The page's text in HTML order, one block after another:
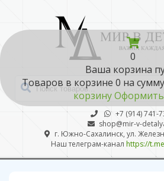
0
Ваша корзина
Товаров в корзине 0 на сумму
корзинуОформить
+7 (914) 741-
shop@mir-v-
г. Южно-Сахалинск, ул.
Наш телеграм-канал https://